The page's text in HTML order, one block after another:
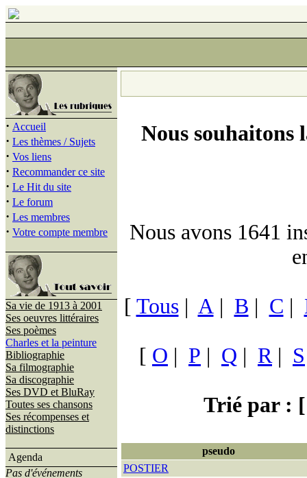
· Accueil
· Les thèmes / Sujets
· Vos liens
· Recommander ce site
· Le Hit du site
· Le forum
· Les membres
· Votre compte membre
Sa vie de 1913 à 2001
Ses oeuvres littéraires
Ses poèmes
Charles et la peinture
Bibliographie
Sa filmographie
Sa discographie
Ses DVD et BluRay
Toutes ses chansons
Ses récompenses et
distinctions
Agenda
Pas d'événements
Nous souhaitons
Nous avons 1641
[ Tous| A| B | C |
[ O | P | Q | R| S
Trié par : [
pseudo
POSTIER